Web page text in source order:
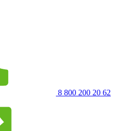
8 800 200 20 62